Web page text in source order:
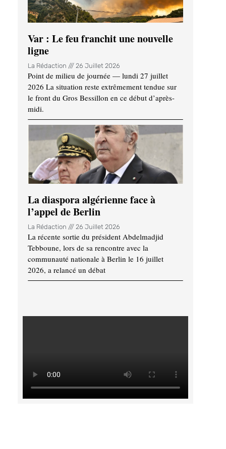
Var : Le feu franchit une nouvelle
ligne
La Rédaction 26 Juillet 2026
Point de milieu de journée — lundi 27 juillet
2026 La situation reste extrêmement tendue sur
le front du Gros Bessillon en ce début d’après-
midi.
La diaspora algérienne face à
l’appel de Berlin
La Rédaction 26 Juillet 2026
La récente sortie du président Abdelmadjid
Tebboune, lors de sa rencontre avec la
communauté nationale à Berlin le 16 juillet
2026, a relancé un débat